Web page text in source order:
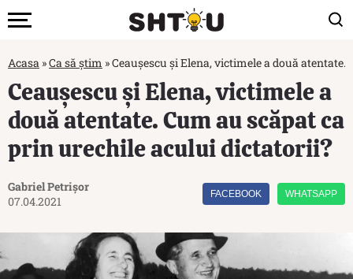
Acasa »Ca să știm »Ceaușescu și Elena, victimele a două
Ceaușescu și Elena, victimele a
două atentate. Cum au scăpat ca
prin urechile acului dictatorii?
Gabriel Petrișor
07.04.2021
FACEBOOK WHATSAPP